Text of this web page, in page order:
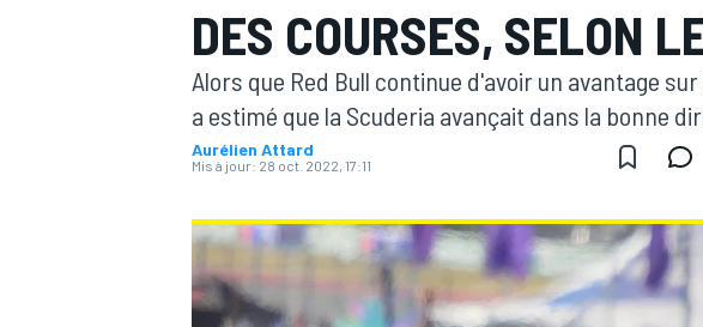
DES COURSES, SELON
Alors que Red Bull continue d'avoir un avantage
a estimé que la Scuderia avançait dans la bonne
Aurélien Attard
Mis à jour: 28 oct. 2022, 17:11